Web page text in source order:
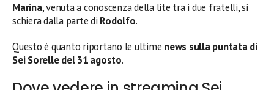
Marina, venuta a conoscenza della lite tra i due fratelli, si
schiera dalla parte di Rodolfo.
Questo è quanto riportano le ultime news sulla puntata di
Sei Sorelle del 31 agosto.